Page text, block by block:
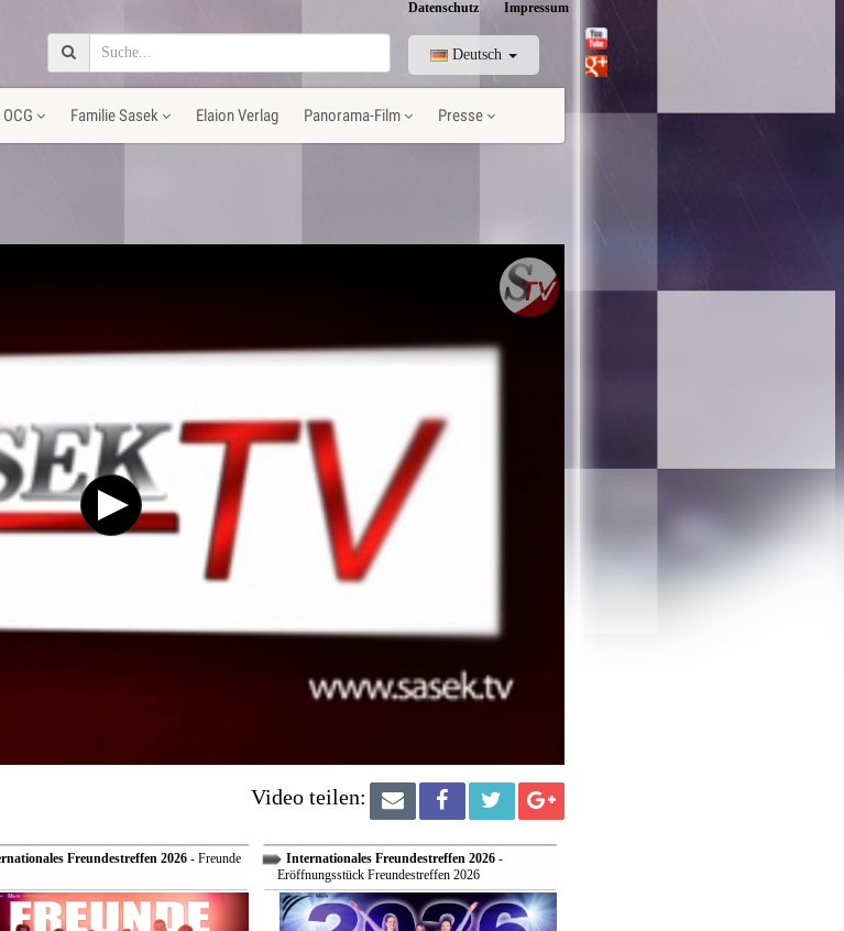
Datenschutz Impressum
Deutsch
OCG Familie Sasek Elaion Verlag Panorama-Film Presse
Video teilen:
Freundestreffen 2026- Freunde Internationales Freundestreffen 2026-
Eröffnungsstück Freundestreffen 2026